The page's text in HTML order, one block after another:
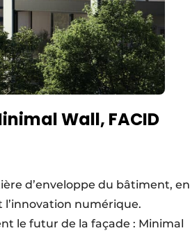
Wall, FACID
d’enveloppe du bâtiment, en
numérique.
le futur de la façade : Minimal